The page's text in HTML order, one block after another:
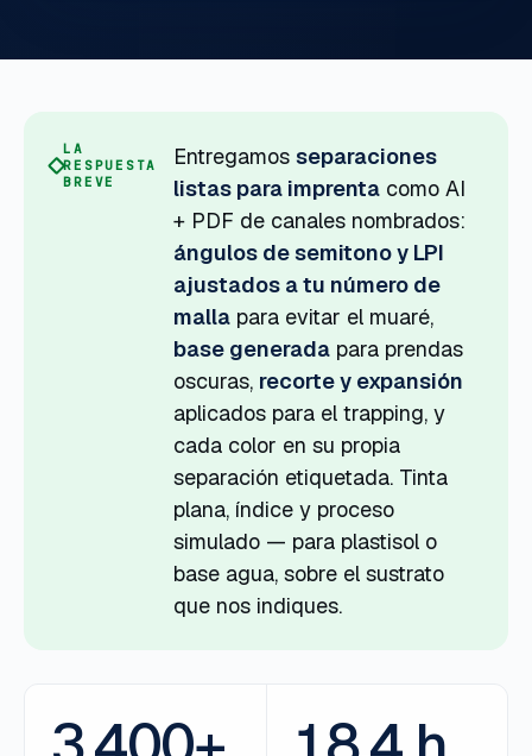
LA
RESPUESTA
BREVE
Entregamosseparaciones
listas para imprenta como AI
+ PDF de canales nombrados:
ángulos de semitono y LPI
ajustados a tu número de
malla para evitar el muaré,
base generada para prendas
oscuras, recorte y expansión
aplicados para el trapping, y
cada color en su propia
separación etiquetada. Tinta
plana, índice y proceso
simulado — para plastisol o
base agua, sobre el sustrato
que nos indiques.